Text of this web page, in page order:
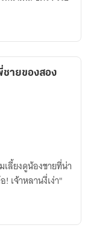
ายของสอง
ลี้ยงดูน้องชายที่น่า